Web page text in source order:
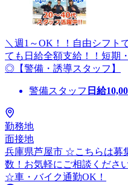
＼週1～OK！！自由シフト
ても日給全額支給！！短期
◎【警備・誘導スタッフ】
警備スタッフ 日給
勤務地
面接地
兵庫県芦屋市 ☆こちらは募
数！お気軽にご相談くださ
☆車・バイク通勤OK！